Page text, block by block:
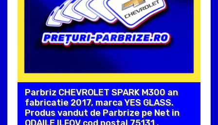
Parbriz CHEVROLET SPARK M300 an
fabricatie 2017, marca YES GLASS.
Produs vandut de Parbrize pe Net in